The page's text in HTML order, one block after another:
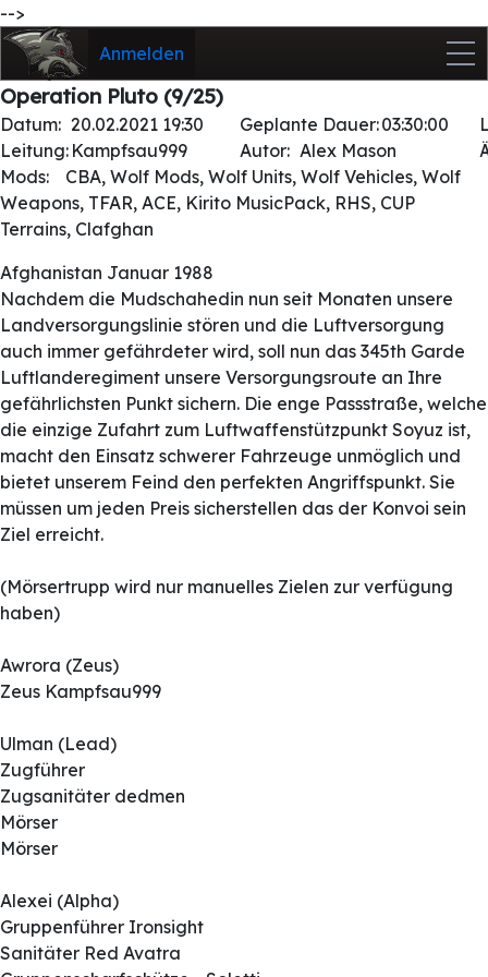
-->
Anmelden
Operation Pluto (9/25)
Datum: 20.02.2021 19:30 Geplante Dauer:03:30:00
Leitung: Kampfsau999 Autor: Alex Mason
Mods:
CBA, Wolf Mods, Wolf Units, Wolf Vehicles, Wolf
Weapons, TFAR, ACE, Kirito MusicPack, RHS, CUP
Terrains, Clafghan
Afghanistan Januar 1988
Nachdem die Mudschahedin nun seit Monaten unsere
Landversorgungslinie stören und die Luftversorgung
auch immer gefährdeter wird, soll nun das 345th Garde
Luftlanderegiment unsere Versorgungsroute an Ihre
gefährlichsten Punkt sichern. Die enge Passstraße, welche
die einzige Zufahrt zum Luftwaffenstützpunkt Soyuz ist,
macht den Einsatz schwerer Fahrzeuge unmöglich und
bietet unserem Feind den perfekten Angriffspunkt. Sie
müssen um jeden Preis sicherstellen das der Konvoi sein
Ziel erreicht.
(Mörsertrupp wird nur manuelles Zielen zur verfügung
haben)
Awrora (Zeus)
Zeus Kampfsau999
Ulman (Lead)
Zugführer
Zugsanitäter dedmen
Mörser
Mörser
Alexei (Alpha)
Gruppenführer Ironsight
Sanitäter Red Avatra